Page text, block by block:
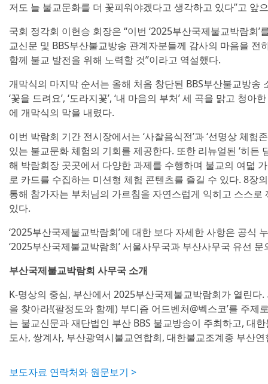
저도 늘 불교문화를 더 꽃피워야겠다고 생각하고 있다”고 앞
국회 정각회 이헌승 회장은 “이번 ‘2025부산국제불교박람회
교신문 및 BBS부산불교방송 관계자분들께 감사의 마음을 전
함께 불교 발전을 위해 노력할 것”이라고 역설했다.
개막식의 마지막 순서는 올해 처음 창단된 BBS부산불교방송
‘꽃을 드려요’, ‘도라지꽃’, ‘내 마음의 부처’ 세 곡을 맑고 청
에 개막식의 막을 내렸다.
이번 박람회 기간 전시장에서는 ‘사찰음식전’과 ‘선명상 체험
있는 불교문화 체험의 기회를 제공한다. 또한 리뉴얼된 ‘히
해 박람회장 곳곳에서 다양한 과제를 수행하며 불교의 여덟
로 카드를 수집하는 미션형 체험 콘텐츠를 즐길 수 있다. 8장
통해 참가자는 부처님의 가르침을 자연스럽게 익히고 스스
있다.
‘2025부산국제불교박람회’에 대한 보다 자세한 사항은 공식
‘2025부산국제불교박람회’ 서울사무국과 부산사무국 유선
부산국제불교박람회 사무국 소개
K-명상의 중심, 부산에서 2025부산국제불교박람회가 열린다
을 찾아라!(팔정도와 함께) 부디즘 어드벤처@벡스코’를 주제
는 불교신문과 재단법인 부산 BBS 불교방송이 주최하고, 대
도사, 쌍계사, 부산광역시불교연합회, 대한불교조계종 부산
보도자료 연락처와 원문보기 >